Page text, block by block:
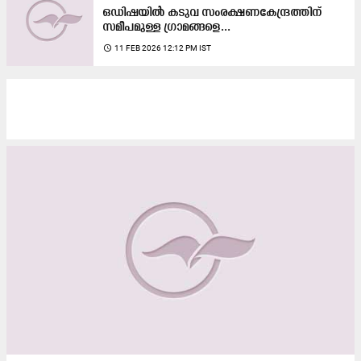
ഒഡിഷയിൽ കടുവ സംരക്ഷണകേന്ദ്രത്തിന്
സമീപമുള്ള ഗ്രാമങ്ങളെ...
access_time 11 FEB 2026 12:12 PM IST